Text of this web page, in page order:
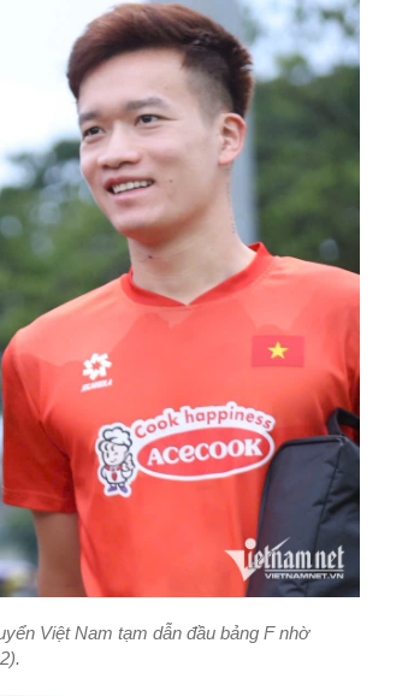
Việt Nam tạm dẫn đầu bảng F nhờ